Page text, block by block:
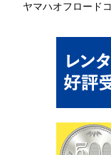
ヤマハオフロード